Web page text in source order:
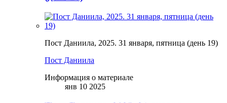
Пост Даниила, 2025. 31 января, пятница (день 19)
Пост Даниила
Информация о материале
янв 10 2025